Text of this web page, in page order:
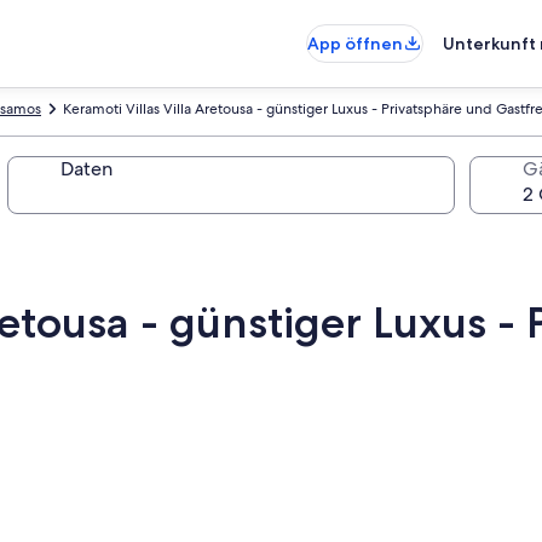
App öffnen
Unterkunft
Keramoti Villas Villa Aretousa - günstiger Luxus - Privatsphäre und
Daten
- günstiger Luxus -